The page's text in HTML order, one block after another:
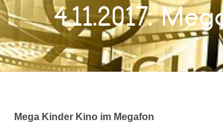
4.11.2017:
Mega Kinder Kino im Megafon